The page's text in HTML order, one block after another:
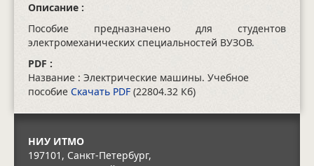
Описание :
Пособие предназначено для студентов
электромеханических специальностей ВУЗОВ.
PDF :
Название : Электрические машины. Учебное
пособие Скачать PDF (22804.32 Кб)
НИУ ИТМО
197101, Санкт-Петербург,